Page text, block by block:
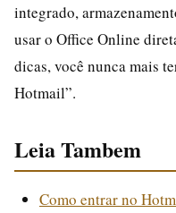
integrado,
usar o Office Online
dicas, você nunca mais
Hotmail”.
Leia Tambem
Como entrar no